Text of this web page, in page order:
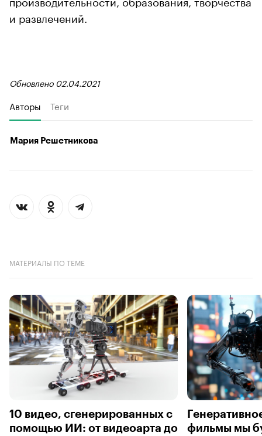
и развлечений.
Обновлено 02.04.2021
Авторы Теги
Мария Решетникова
МАТЕРИАЛЫ ПО ТЕМЕ
10 видео, сгенерированных с
помощью ИИ: от видеоарта до
фильмы мы